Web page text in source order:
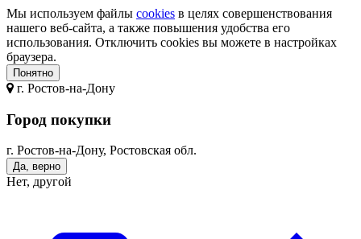
Мы используем файлы cookies в целях совершенствования
нашего веб-сайта, а также повышения удобства его
использования. Отключить cookies вы можете в настройках
браузера.
Понятно
г. Ростов-на-Дону
Город покупки
г. Ростов-на-Дону, Ростовская обл.
Да, верно
Нет, другой